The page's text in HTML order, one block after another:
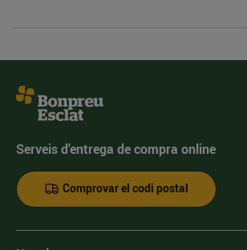
Serveis d'entrega de compra online
Comprovar el codi postal